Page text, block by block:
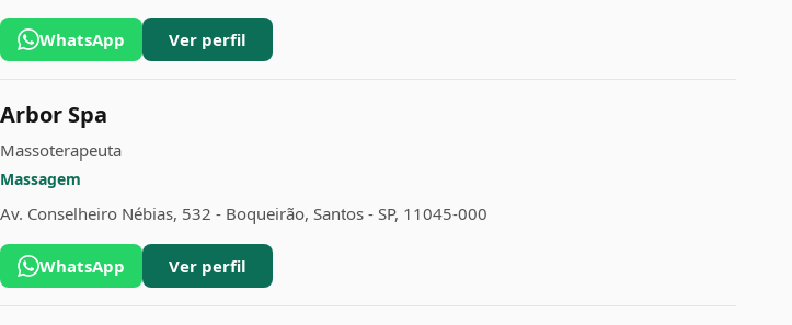
WhatsApp Ver perfil
Arbor Spa
Massoterapeuta
Massagem
Av. Conselheiro Nébias, 532 - Boqueirão, Santos - SP, 11045-000
WhatsApp Ver perfil